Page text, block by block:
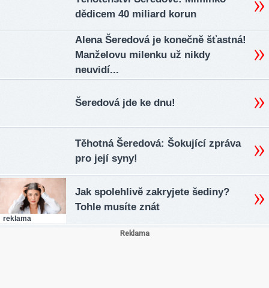
dědicem 40 miliard korun
Alena Šeredová je konečně šťastná!
Manželovu milenku už nikdy
neuvidí...
Šeredová jde ke dnu!
Těhotná Šeredová: Šokující zpráva
pro její syny!
reklama
Jak spolehlivě zakryjete šediny?
Tohle musíte znát